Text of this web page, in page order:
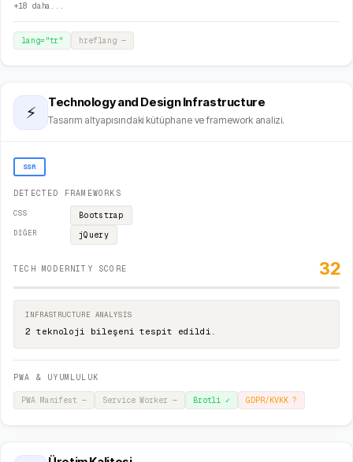
+18 daha...
lang="tr" hreflang —
⚡
Technology and Design Infrastructure
Tasarım altyapısındaki kütüphane ve framework analizi.
SSR
DETECTED FRAMEWORKS
CSS Bootstrap
DIĞER jQuery
TECH MODERNITY SCORE 32
INFRASTRUCTURE ANALYSIS
2 teknoloji bileşeni tespit edildi.
PWA & UYUMLULUK
PWA Manifest— Service Worker — Brotli✓ GDPR/KVKK?